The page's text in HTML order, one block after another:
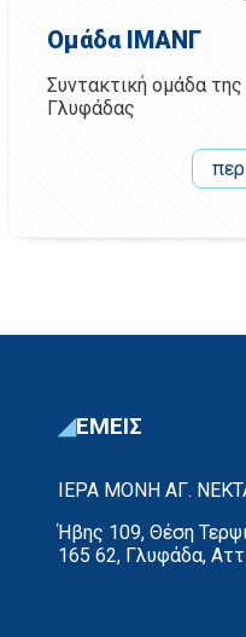
Ομάδα ΙΜΑΝΓ
Συντακτική ομάδα
Γλυφάδας
ΕΜΕΙΣ
ΙΕΡΑ ΜΟΝΗ ΑΓ.
Ήβης 109, Θέση
165 62, Γλυφάδα,